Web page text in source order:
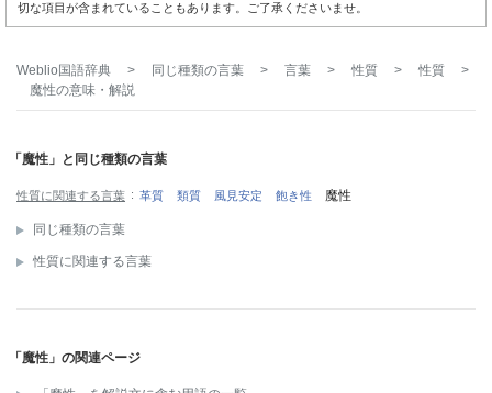
切な項目が含まれていることもあります。ご了承くださいませ。
Weblio国語辞典 > 同じ種類の言葉 > 言葉 > 性質 > 性質
>
魔性の意味・解説
「魔性」と同じ種類の言葉
性質に関連する言葉 革質 類質 風見安定 飽き性 魔性
同じ種類の言葉
性質に関連する言葉
「魔性」の関連ページ